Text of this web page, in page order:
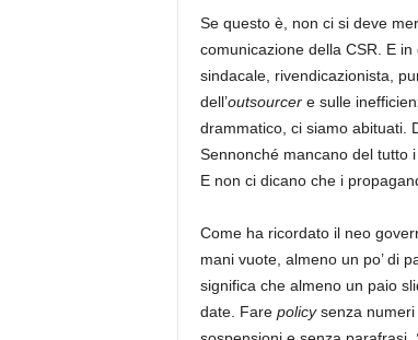
Se questo è, non ci si deve
comunicazione della CSR. E
sindacale, rivendicazionista,
dell’outsourcere sulle
drammatico, ci siamo abituati.
Sennonché mancano del tutto
E non ci dicano che i
Come ha ricordato il neo
mani vuote, almeno un po’ di
significa che almeno un paio
date. Fare policysenza